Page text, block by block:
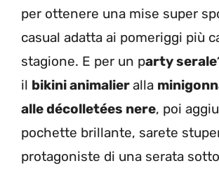
per ottenere una mise super
casual adatta ai pomeriggi più
stagione. E per un party serale
il bikini animalieralla
alle décolletées nere, poi
pochette brillante, sarete
protagoniste di una serata